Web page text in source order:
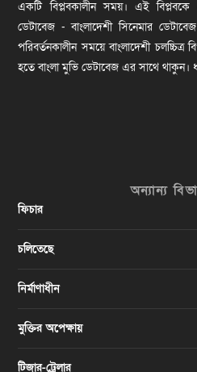
একটি বিপ্লবকালীন সময়। এই
ডেটাবেজ - বাংলাদেশী সিনেমার
পরিবর্তনকালীন সময়ে বাংলাদেশী চলচ্চিত্র
হতে বাংলা মুভি ডেটাবেজ এর সাথে থাকুন।
অন্যান্য
ফিচার
চলিতেছে
নির্মাণাধীন
মুক্তির অপেক্ষায়
টিজার-ট্রেলার